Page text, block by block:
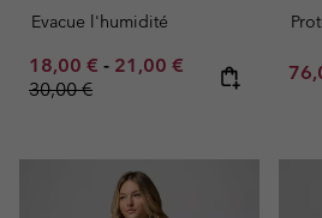
Evacue l'humidité
Minimum sale price:
18,00 € - Maximum sale price:
21,00 € Regular price:
30,00 €